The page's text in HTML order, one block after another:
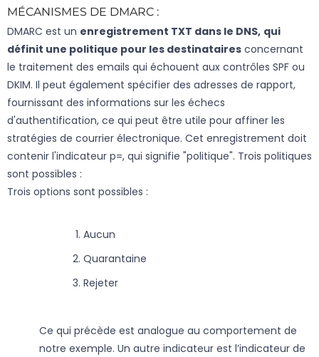
MÉCANISMES DE DMARC :
DMARC est un enregistrement TXT dans le DNS, qui
définit une politique pour les destinataires concernant
le traitement des emails qui échouent aux contrôles SPF ou
DKIM. Il peut également spécifier des adresses de rapport,
fournissant des informations sur les échecs
d'authentification, ce qui peut être utile pour affiner les
stratégies de courrier électronique. Cet enregistrement doit
contenir l'indicateur p=, qui signifie "politique". Trois politiques
sont possibles :
Trois options sont possibles :
Aucun
Quarantaine
Rejeter
Ce qui précède est analogue au comportement de
notre exemple. Un autre indicateur est l’indicateur de